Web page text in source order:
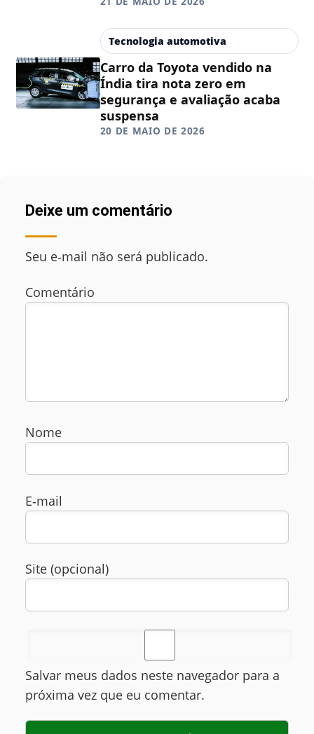
Tecnologia automotiva
Carro da Toyota vendido na
Índia tira nota zero em
segurança e avaliação acaba
suspensa
20 DE MAIO DE 2026
Deixe um comentário
Seu e‑mail não será publicado.
Comentário
Nome
E‑mail
Site (opcional)
Salvar meus dados neste navegador para a
próxima vez que eu comentar.